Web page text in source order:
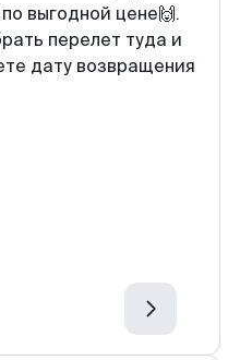
выгодной цене🙌.
перелет туда и
дату возвращения